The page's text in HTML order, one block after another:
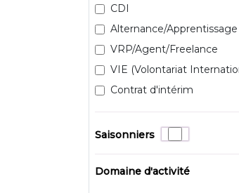
CDI
Alternance/Apprentissage
VRP/Agent/Freelance
VIE (Volontariat
Contrat d'intérim
Saisonniers
Domaine d'activité